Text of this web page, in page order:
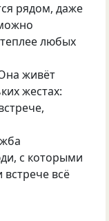
рядом, даже
любых
живёт
жестах:
с которыми
всё